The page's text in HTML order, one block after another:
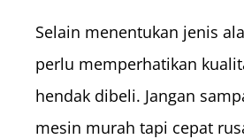
Selain menentukan jenis
perlu memperhatikan
hendak dibeli. Jangan
mesin murah tapi cepat